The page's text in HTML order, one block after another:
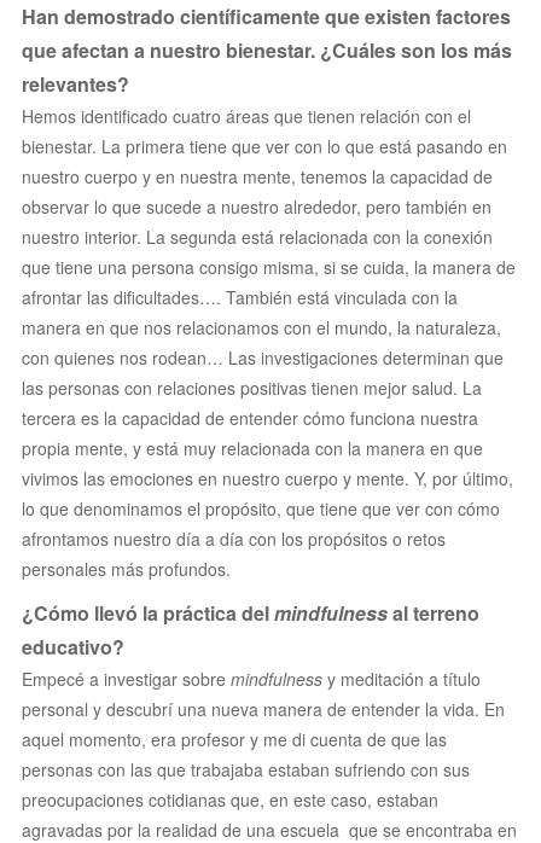
Han demostrado científicamente que existen factores
que afectan a nuestro bienestar. ¿Cuáles son los más
relevantes?
Hemos identificado cuatro áreas que tienen relación con el
bienestar. La primera tiene que ver con lo que está pasando en
nuestro cuerpo y en nuestra mente, tenemos la capacidad de
observar lo que sucede a nuestro alrededor, pero también en
nuestro interior. La segunda está relacionada con la conexión
que tiene una persona consigo misma, si se cuida, la manera de
afrontar las dificultades…. También está vinculada con la
manera en que nos relacionamos con el mundo, la naturaleza,
con quienes nos rodean… Las investigaciones determinan que
las personas con relaciones positivas tienen mejor salud. La
tercera es la capacidad de entender cómo funciona nuestra
propia mente, y está muy relacionada con la manera en que
vivimos las emociones en nuestro cuerpo y mente. Y, por último,
lo que denominamos el propósito, que tiene que ver con cómo
afrontamos nuestro día a día con los propósitos o retos
personales más profundos.
¿Cómo llevó la práctica delmindfulnessal terreno
educativo?
Empecé a investigar sobre mindfulness y meditación a título
personal y descubrí una nueva manera de entender la vida. En
aquel momento, era profesor y me di cuenta de que las
personas con las que trabajaba estaban sufriendo con sus
preocupaciones cotidianas que, en este caso, estaban
agravadas por la realidad de una escuela que se encontraba en